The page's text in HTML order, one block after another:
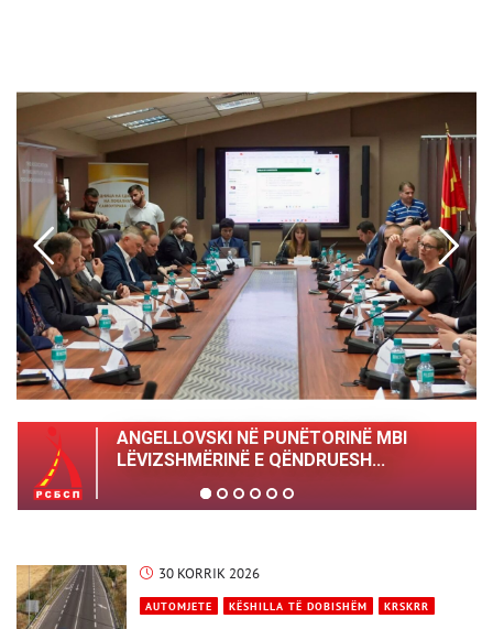
ANGELLOVSKI NË PUNËTORINË MBI
LËVIZSHMËRINË E QËNDRUESH...
30 KORRIK 2026
AUTOMJETE KËSHILLA TË DOBISHËM KRSKRR